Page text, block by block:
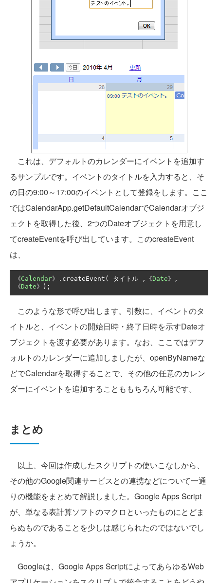
これは、デフォルトのカレンダーにイベントを追加す
るサンプルです。イベントのタイトルを入力すると、そ
の日の9:00～17:00のイベントとして登録をします。ここ
ではCalendarApp.getDefaultCalendarでCalendarオブジ
ェクトを取得した後、2つのDateオブジェクトを用意し
てcreateEventを呼び出しています。このcreateEvent
は、
《Calendar》. createEvent ( タイトル ,《Date》,
《Date》);
このような形で呼び出します。引数に、イベントのタ
イトルと、イベントの開始日時・終了日時を示すDateオ
ブジェクトを渡す必要があります。なお、ここではデフ
ォルトのカレンダーに追加しましたが、openByNameな
どでCalendarを取得することで、その他の任意のカレン
ダーにイベントを追加することももちろん可能です。
まとめ
以上、今回は作成したスクリプトの使いこなしから、
その他のGoogle関連サービスとの連携などについて一通
りの機能をまとめて解説しました。Google Apps Script
が、単なる表計算ソフトのマクロといったものにとどま
らぬものであることを少しは感じられたのではないでし
ょうか。
Googleは、Google Apps ScriptによってあらゆるWeb